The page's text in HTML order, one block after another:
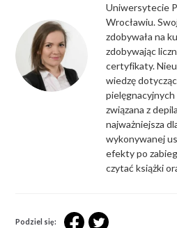
Uniwersytecie
Wrocławiu.
zdobywała na
zdobywając
certyfikaty.
wiedzę
pielęgnacyjnych
związana z
najważniejsza
wykonywanej
efekty po
czytać książki
Podziel się: